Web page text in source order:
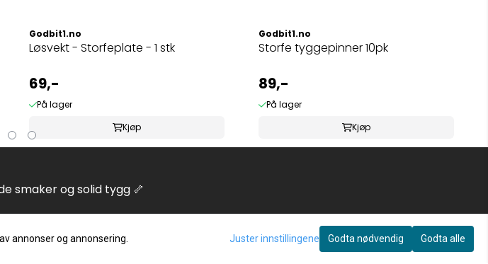
Godbit1.no
Løsvekt - Storfeplate - 1 stk
69,-
På lager
Kjøp
Godbit1.no
Storfe tyggepinner 10pk
89,-
På lager
Kjøp
smaker og solid tygg 🦴
annonser og annonsering. Juster innstillingene Godta nødvendig Godta alle